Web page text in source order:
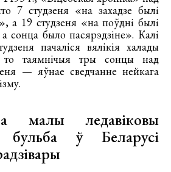
7 студзеня «на захадзе былі
а 19 студзеня «на поўдні былі
сонца было пасярэдзіне». Калі
пачаліся вялікія халады
таямнічыя тры сонцы над
— яўнае сведчанне нейкага
малы ледавіковы
ў Беларусі